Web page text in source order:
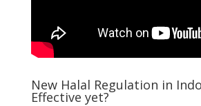
New Halal Regulation in
Effective yet?